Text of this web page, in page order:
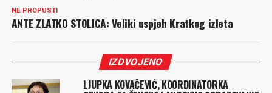
NE PROPUSTI
ANTE ZLATKO STOLICA: Veliki uspjeh Kratkog izleta
IZDVOJENO
LJUPKA KOVAČEVIĆ, KOORDINATORKA